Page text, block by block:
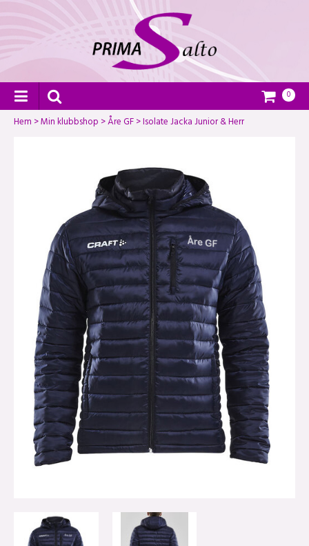
0
Hem >Min klubbshop >Åre GF>Isolate Jacka Junior & Herr